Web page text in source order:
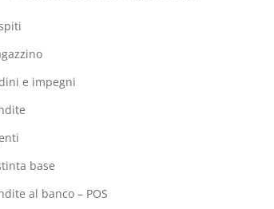
e impegni
base
al banco – POS